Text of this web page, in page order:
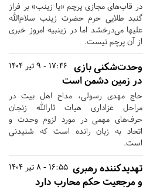
در قاب‌های مجازی پرچم «یا زینب» بر فراز
گنبد طلایی حرم حضرت زینب سلام‌الله
علیها می‌درخشد اما در زینبیه‌ امروز خبری
از آن پرچم نیست.
17:46 - 9 تیر 1404
وحدت‌شکنی بازی
در زمین دشمن است
حاج مهدی رسولی، مداح اهل بیت در
مراحل عزاداری هیات ثارالله زنجان
حرف‌های مهمی در مورد لزوم وحدت و
اتحاد به زبان رانده است که شنیدنی
است.
16:55 - 8 تیر 1404 تهدیدکننده رهبری
و مرجعیت حکم محارب دارد